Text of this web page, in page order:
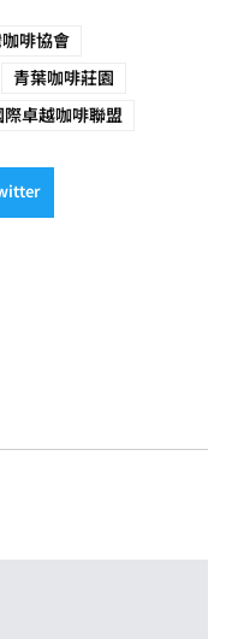
啡協會
青葉咖啡莊園
卓越咖啡聯盟